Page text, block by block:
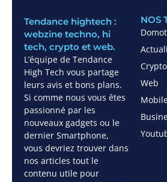
Tendance hightech :
webzine techno, hi
tech, crypto et web.
L’équipe de Tendance
High Tech vous partage
leurs avis et bons plans.
Si comme nous vous êtes
passionné par les
nouveaux gadgets ou le
dernier Smartphone,
vous devriez trouver dans
nos articles tout le
contenu utile pour
NOS
Crypto
Web